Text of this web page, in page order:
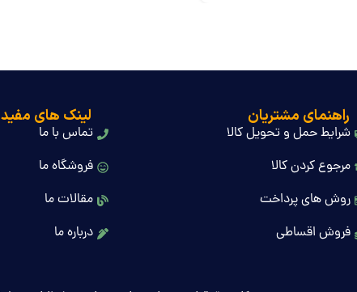
راهنمای مشتریان
شرایط حمل و تحویل کالا
مرجوع کردن کالا
روش های پرداخت
فروش اقساطی
لینک های مفید
تماس با ما
فروشگاه ما
مقالات ما
درباره ما